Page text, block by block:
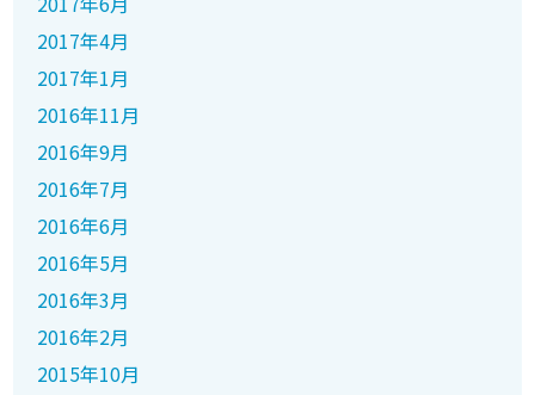
2017年4月
2017年1月
2016年11月
2016年9月
2016年7月
2016年6月
2016年5月
2016年3月
2016年2月
2015年10月